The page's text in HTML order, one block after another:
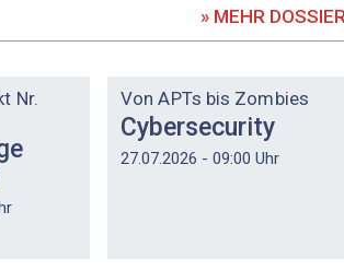
» MEHR
Nr.
Von APTs bis Zombies
Cybersecurity
27.07.2026 - 09:00 Uhr